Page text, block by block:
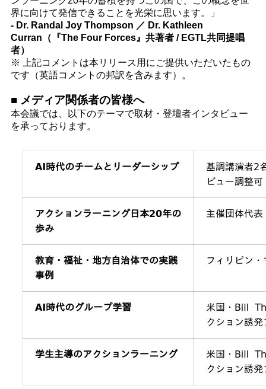
界に向けて発信できることを光栄に思います。」
- Dr. Randal Joy Thompson ／ Dr. Kathleen
Curran（『The Four Forces』共著者 / EGTL共同提唱
者）
※ 上記コメントは本リリース用にご提供いただいたもの
です（英語コメントの邦訳を含みます）。
■ メディア関係者の皆様へ
本会議では、以下のテーマで取材・登壇者インタビュー
を承っております。